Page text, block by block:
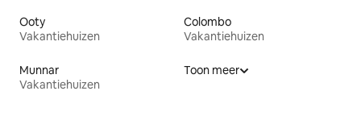
Ooty
Vakantiehuizen
Colombo
Vakantiehuizen
Munnar
Vakantiehuizen
Toon meer